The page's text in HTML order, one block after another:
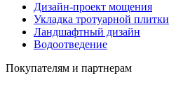
Дизайн-проект мощения
Укладка тротуарной плитки
Ландшафтный дизайн
Водоотведение
Покупателям и партнерам